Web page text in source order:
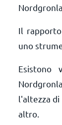
Il
uno
Esistono
l'altezza
altro.